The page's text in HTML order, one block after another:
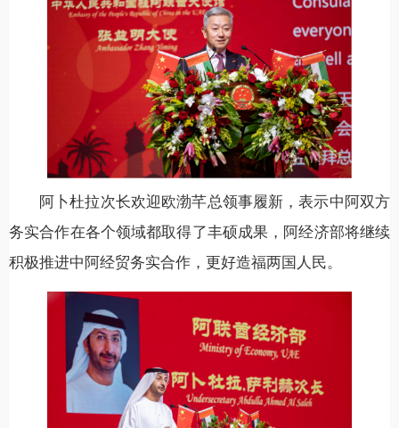
阿卜杜拉次长欢迎欧渤芊总领事履新，表示中阿双方
务实合作在各个领域都取得了丰硕成果，阿经济部将继续
积极推进中阿经贸务实合作，更好造福两国人民。